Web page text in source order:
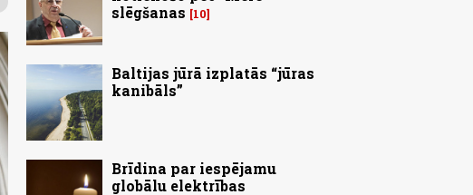
slēgšanas
10
Baltijas jūrā izplatās “jūras
kanibāls”
Brīdina par iespējamu
globālu elektrības